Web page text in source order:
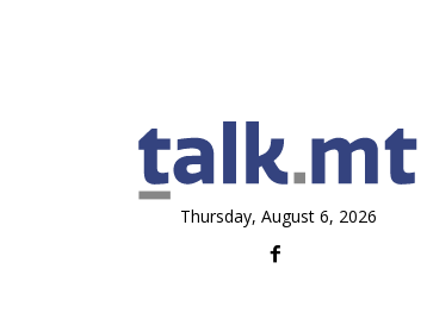
Thursday, August 6, 2026